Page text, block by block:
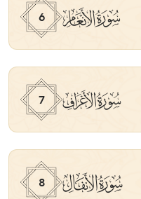
6 ﮒ
7 ﮓ
8 ﮔ